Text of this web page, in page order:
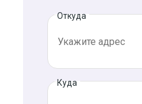
Откуда
Куда